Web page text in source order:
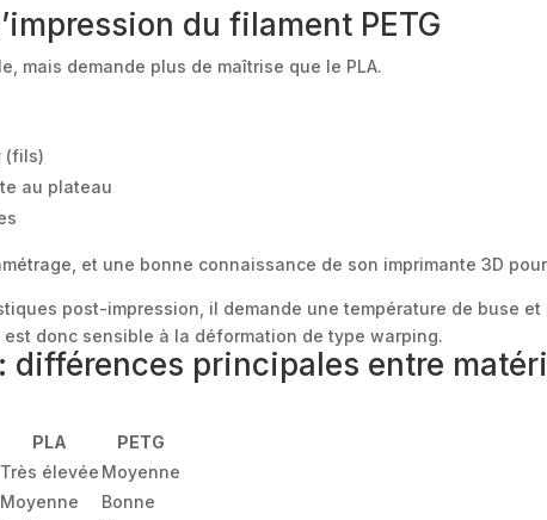
du filament PETG
mais demande plus de maîtrise que le PLA.
(fils)
au plateau
et une bonne connaissance de son imprimante 3D
post-impression, il demande une température de buse et
donc sensible à la déformation de type warping.
: différences principales entre
PLA
PETG
Très élevée Moyenne
Moyenne
Bonne